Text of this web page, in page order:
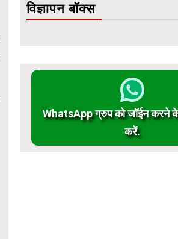
विज्ञापन बॉक्स
WhatsApp ग्रुप को जॉईन करने
करें.